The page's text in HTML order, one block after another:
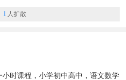
1 人扩散
时课程，小学初中高中，语文数学